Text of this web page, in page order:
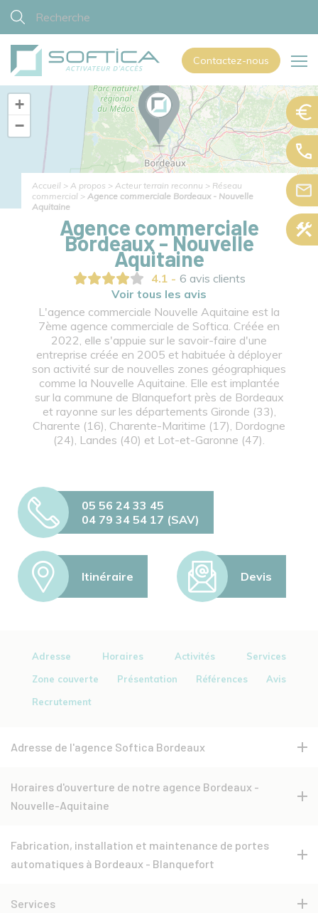
Contactez-nous
+
−
Leaflet| © OpenStreetMap contributors
Accueil > A propos > Acteur terrain reconnu > Réseau
commercial > Agence commerciale Bordeaux - Nouvelle
Aquitaine
Agence commerciale
Bordeaux - Nouvelle
Aquitaine
4.1 - 6 avis clients
Voir tous les avis
L'agence commerciale Nouvelle Aquitaine est la
7ème agence commerciale de Softica. Créée en
2022, elle s'appuie sur le savoir-faire d'une
entreprise créée en 2005 et habituée à déployer
son activité sur de nouvelles zones géographiques
comme la Nouvelle Aquitaine. Elle est implantée
sur la commune de Blanquefort près de Bordeaux
et rayonne sur les départements Gironde (33),
Charente (16), Charente-Maritime (17), Dordogne
(24), Landes (40) et Lot-et-Garonne (47).
05 56 24 33 45
04 79 34 54 17 (SAV)
Itinéraire Devis
Adresse Horaires Activités
Services
Zone couverte
Présentation Références
Avis
Recrutement
Adresse de l'agence Softica Bordeaux
Horaires d'ouverture de notre agence Bordeaux -
Nouvelle-Aquitaine
Fabrication, installation et maintenance de portes
automatiques à Bordeaux - Blanquefort
Services